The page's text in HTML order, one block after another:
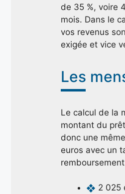
de 35 %, voire
mois. Dans le
vos revenus
exigée et vice
Les
Le calcul de la
montant du
donc une
euros avec un
2 025